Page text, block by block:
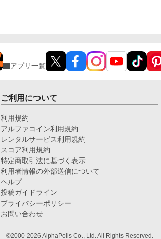
アプリ一覧
ご利用について
利用規約
アルファコイン利用規約
レンタルサービス利用規約
スコア利用規約
特定商取引法に基づく表示
利用者情報の外部送信について
ヘルプ
投稿ガイドライン
プライバシーポリシー
お問い合わせ
©2000-2026 AlphaPolis Co., Ltd. All Rights Reserved.